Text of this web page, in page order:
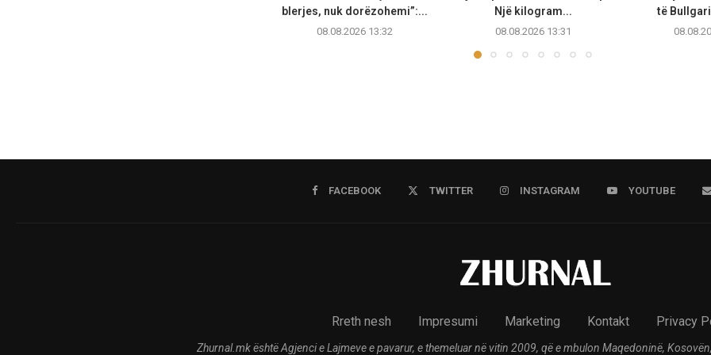
blerjes, nuk dorëzohemi”:...
08.08.2026 13:32
Një kilogram...
08.08.2026 13:31
të
FACEBOOK TWITTER INSTAGRAM YOUTUBE
Rreth nesh Impresumi Marketing Kontakt Privacy
Zhurnal.mk është Agjenci e Lajmeve e pavarur, e themeluar në vitin 2009, që e mbulon Maqedoninë,